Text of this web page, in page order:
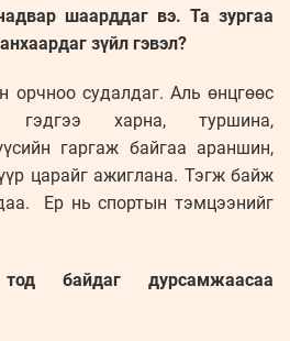
шаарддаг вэ. Та зургаа
зүйл гэвэл?
орчноо судалдаг. Аль өнцгөөс
харна, туршина,
гаргаж байгаа араншин,
царайг ажиглана. Тэгж байж
Ер нь спортын тэмцээнийг
байдаг дурсамжаасаа